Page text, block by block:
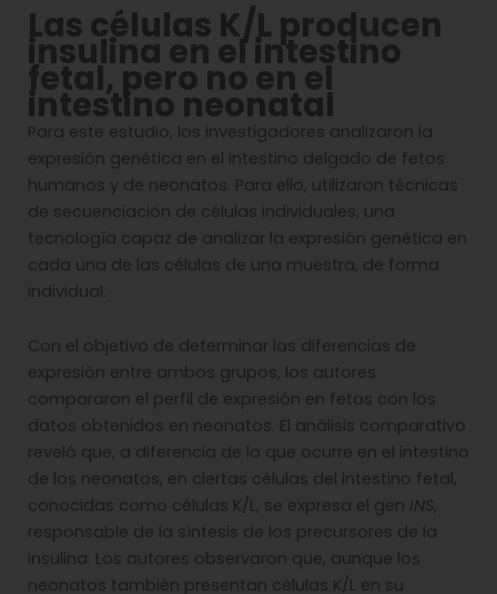
Las células K/L producen
insulina en el intestino
fetal, pero no en el
intestino neonatal
Para este estudio, los investigadores analizaron la
expresión genética en el intestino delgado de fetos
humanos y de neonatos. Para ello, utilizaron técnicas
de secuenciación de células individuales, una
tecnología capaz de analizar la expresión genética en
cada una de las células de una muestra, de forma
individual.
Con el objetivo de determinar las diferencias de
expresión entre ambos grupos, los autores
compararon el perfil de expresión en fetos con los
datos obtenidos en neonatos. El análisis comparativo
reveló que, a diferencia de lo que ocurre en el intestino
de los neonatos, en ciertas células del intestino fetal,
conocidas como células K/L, se expresa el gen INS,
responsable de la síntesis de los precursores de la
insulina. Los autores observaron que, aunque los
neonatos también presentan células K/L en su